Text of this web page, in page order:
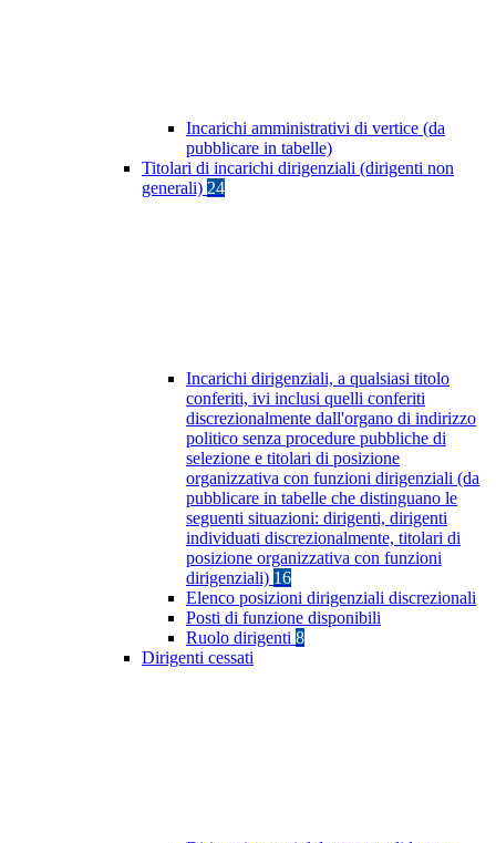
Incarichi amministrativi di vertice (da
pubblicare in tabelle)
Titolari di incarichi dirigenziali (dirigenti non
generali) 24
Incarichi dirigenziali, a qualsiasi titolo
conferiti, ivi inclusi quelli conferiti
discrezionalmente dall'organo di indirizzo
politico senza procedure pubbliche di
selezione e titolari di posizione
organizzativa con funzioni dirigenziali (da
pubblicare in tabelle che distinguano le
seguenti situazioni: dirigenti, dirigenti
individuati discrezionalmente, titolari di
posizione organizzativa con funzioni
dirigenziali) 16
Elenco posizioni dirigenziali discrezionali
Posti di funzione disponibili
Ruolo dirigenti 8
Dirigenti cessati